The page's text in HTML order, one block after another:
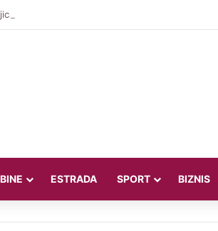
Valentina Miletić koju porede s Dilettom
ESTRADA SPORT BIZNIS